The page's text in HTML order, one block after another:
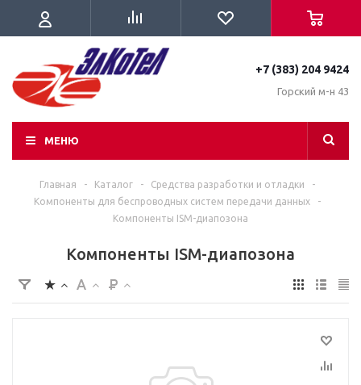
+7 (383) 204 9424
Горский м-н 43
МЕНЮ
Главная - Каталог - Средства разработки и отладки
-
Компоненты для беспроводных систем передачи данных
-
Компоненты ISM-диапозона
Компоненты ISM-диапозона